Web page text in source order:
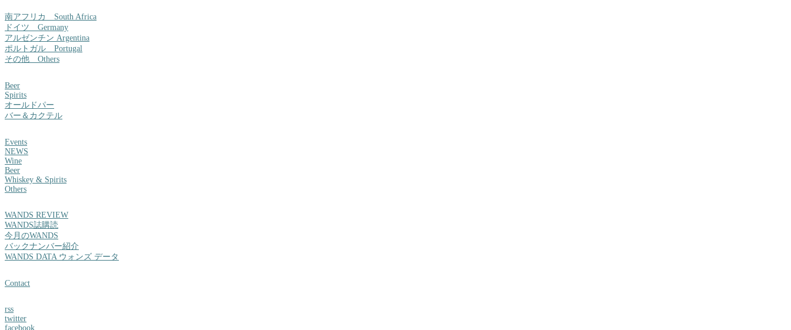
南アフリカ South Africa
ドイツ Germany
アルゼンチン Argentina
ポルトガル Portugal
その他 Others
Beer
Spirits
オールドパー
バー＆カクテル
Events
NEWS
Wine
Beer
Whiskey & Spirits
Others
WANDS REVIEW
WANDS誌購読
今月のWANDS
バックナンバー紹介
WANDS DATA ウォンズ データ
Contact
rss
twitter
facebook